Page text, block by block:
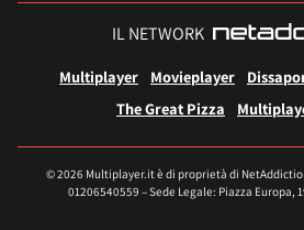
IL NETWORK
Multiplayer Movieplayer
The Great Pizza
© 2026 Multiplayer.it è di proprietà di NetAddiction
01206540559 – Sede Legale: Piazza Europa,